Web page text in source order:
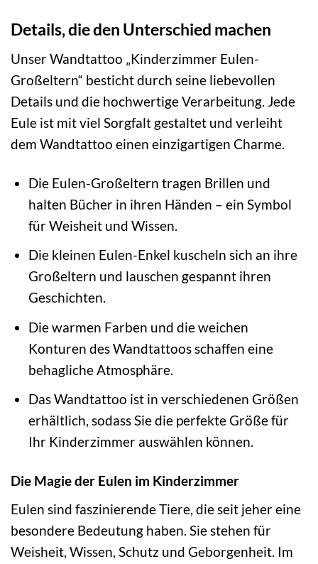
Details, die den Unterschied machen
Unser Wandtattoo „Kinderzimmer Eulen-
Großeltern“ besticht durch seine liebevollen
Details und die hochwertige Verarbeitung. Jede
Eule ist mit viel Sorgfalt gestaltet und verleiht
dem Wandtattoo einen einzigartigen Charme.
Die Eulen-Großeltern tragen Brillen und
halten Bücher in ihren Händen – ein Symbol
für Weisheit und Wissen.
Die kleinen Eulen-Enkel kuscheln sich an ihre
Großeltern und lauschen gespannt ihren
Geschichten.
Die warmen Farben und die weichen
Konturen des Wandtattoos schaffen eine
behagliche Atmosphäre.
Das Wandtattoo ist in verschiedenen Größen
erhältlich, sodass Sie die perfekte Größe für
Ihr Kinderzimmer auswählen können.
Die Magie der Eulen im Kinderzimmer
Eulen sind faszinierende Tiere, die seit jeher eine
besondere Bedeutung haben. Sie stehen für
Weisheit, Wissen, Schutz und Geborgenheit. Im